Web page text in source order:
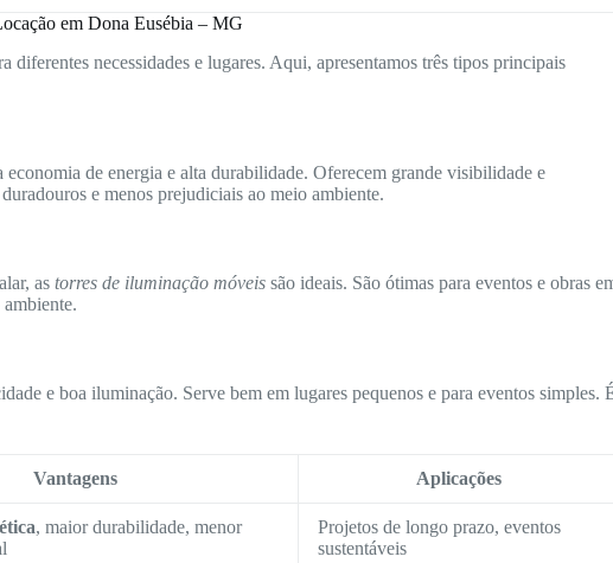
em Dona Eusébia – MG
diferentes necessidades e lugares. Aqui, apresentamos três tipos principais
economia de energia e alta durabilidade. Oferecem grande visibilidade e
e menos prejudiciais ao meio ambiente.
as torres de iluminação móveis são ideais. São ótimas para eventos e obras
e boa iluminação. Serve bem em lugares pequenos e para eventos simples.
Vantagens Aplicações
, maior durabilidade, menor
Projetos de longo prazo, eventos
sustentáveis